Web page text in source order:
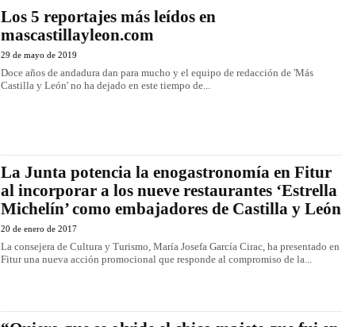
Los 5 reportajes más leídos en
mascastillayleon.com
29 de mayo de 2019
Doce años de andadura dan para mucho y el equipo de redacción de 'Más
Castilla y León' no ha dejado en este tiempo de...
La Junta potencia la enogastronomía en Fitur
al incorporar a los nueve restaurantes ‘Estrella
Michelín’ como embajadores de Castilla y León
20 de enero de 2017
La consejera de Cultura y Turismo, María Josefa García Cirac, ha presentado en
Fitur una nueva acción promocional que responde al compromiso de la...